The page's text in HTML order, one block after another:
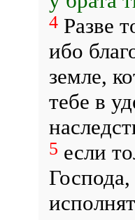
4Разве
ибо
земле,
тебе в
5 если
Господа,